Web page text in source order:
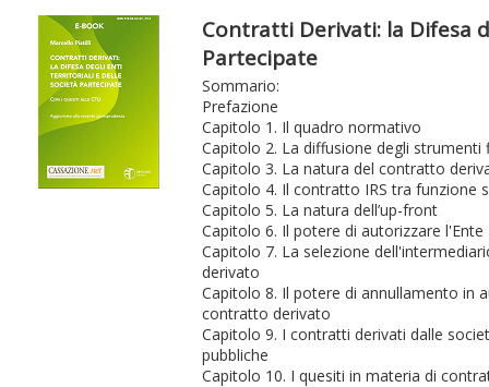
Contratti Derivati: la Difesa
Partecipate
Sommario:
Prefazione
Capitolo 1. Il quadro normativo
Capitolo 2. La diffusione degli
Capitolo 3. La natura del contratto
Capitolo 4. Il contratto IRS tra funzione
Capitolo 5. La natura dell’up-front
Capitolo 6. Il potere di autorizzare
Capitolo 7. La selezione
derivato
Capitolo 8. Il potere di annullamento in
contratto derivato
Capitolo 9. I contratti derivati dalle
pubbliche
Capitolo 10. I quesiti in materia di